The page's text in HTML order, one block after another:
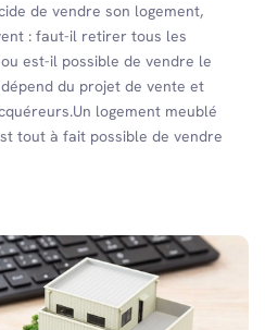
de vendre son logement,
: faut-il retirer tous les
est-il possible de vendre le
du projet de vente et
logement meublé
tout à fait possible de vendre